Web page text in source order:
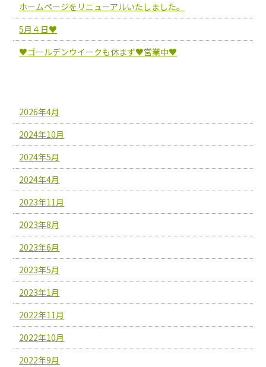
ホームページをリニューアルいたしました。
5月４日♥
♥ゴールデンウイークも休まず♥営業中♥
2026年4月
2024年10月
2024年5月
2024年4月
2023年11月
2023年8月
2023年6月
2023年5月
2023年1月
2022年11月
2022年10月
2022年9月